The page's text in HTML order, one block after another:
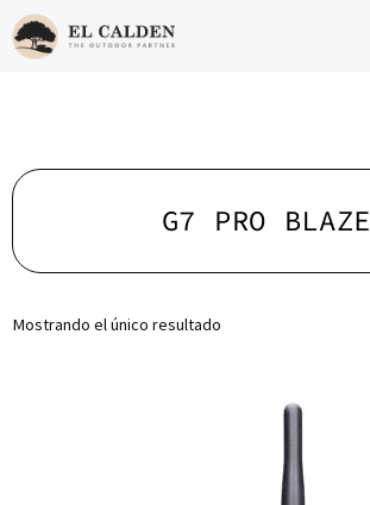
G7 PRO BLAZE
Mostrando el único resultado